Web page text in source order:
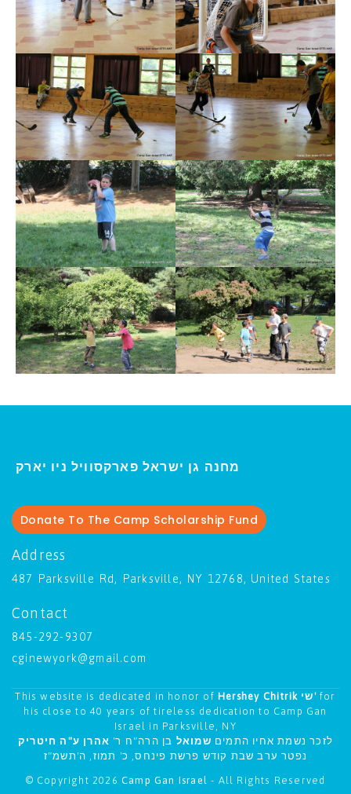
מחנה גן ישראל פארקסוויל ני
Donate To The Camp Scholarship Fund
Address
487 Parksville Rd, Parksville, NY 12768, United States
Contact
845-292-9307
cginewyork@gmail.com
This website is dedicated in honor of Hershey Chitrik שי' for
his close to 40 years of tireless dedication to Camp Gan
Israel in Parksville, NY
לזכר נשמת אחיו התמים שמואל בן הרה"ח ר' אהרן ע"ה חיטריק
נפטר ערב שבת קודש פרשת פינחס, כ' תמוז, ה'תשמ"ז
© Copyright 2026 Camp Gan Israel- All Rights Reserved